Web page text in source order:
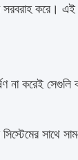
করে। এই
করেই সেগুলি
সাথে